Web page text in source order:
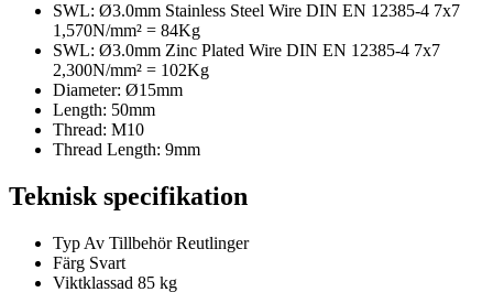
SWL: Ø3.0mm Stainless Steel Wire DIN EN 12385-4 7x7
1,570N/mm² = 84Kg
SWL: Ø3.0mm Zinc Plated Wire DIN EN 12385-4 7x7
2,300N/mm² = 102Kg
Diameter: Ø15mm
Length: 50mm
Thread: M10
Thread Length: 9mm
Teknisk specifikation
Typ Av TillbehörReutlinger
Färg Svart
Viktklassad 85 kg